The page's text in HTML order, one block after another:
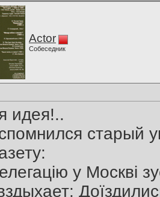
Actor
Собеседник
идея!..
старый
у Москві